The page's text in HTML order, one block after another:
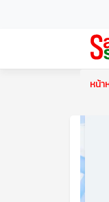
หน้า